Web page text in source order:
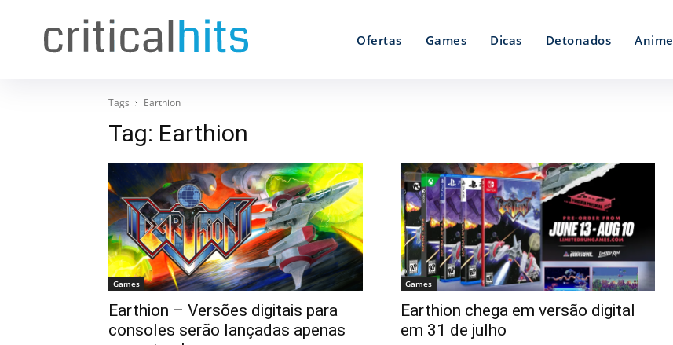
Ofertas Games Dicas Detonados Anime
Tags Earthion
Tag: Earthion
Games
Earthion – Versões digitais para
consoles serão lançadas apenas
Games
Earthion chega em versão digital
em 31 de julho